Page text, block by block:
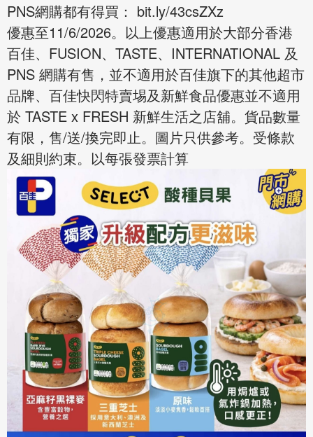
PNS網購都有得買： bit.ly/43csZXz
優惠至11/6/2026。以上優惠適用於大部分香港
百佳、FUSION、TASTE、INTERNATIONAL 及
PNS 網購有售，並不適用於百佳旗下的其他超市
品牌、百佳快閃特賣埸及新鮮食品優惠並不適用
於 TASTE x FRESH 新鮮生活之店舖。貨品數量
有限，售/送/換完即止。圖片只供參考。受條款
及細則約束。以每張發票計算